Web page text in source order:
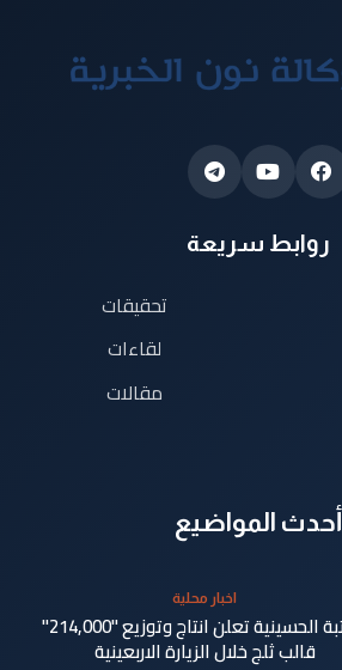
روابط سريعة
تحقيقات
لقاءات
مقالات
أحدث المواضيع
اخبار محلية
العتبة الحسينية تعلن انتاج وتوزيع "214,000"
قالب ثلج خلال الزيارة الاربعينية